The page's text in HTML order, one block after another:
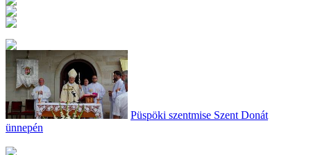
Püspöki szentmise Szent Donát
ünnepén